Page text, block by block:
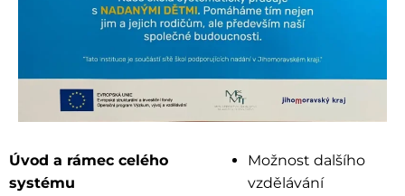
Úvod a rámec celého
systému
Možnost dalšího
vzdělávání